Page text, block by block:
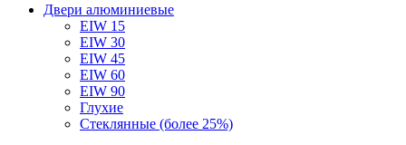
Двери алюминиевые
EIW 15
EIW 30
EIW 45
EIW 60
EIW 90
Глухие
Стеклянные (более 25%)